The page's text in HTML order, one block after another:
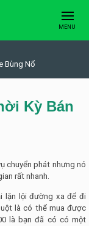
MENU
Bùng Nổ
Kỳ Bán
chuyển phát nhưng nó
rất nhanh.
lặn lội đường xa để đi
là có thể mua được
là bạn đã có có một